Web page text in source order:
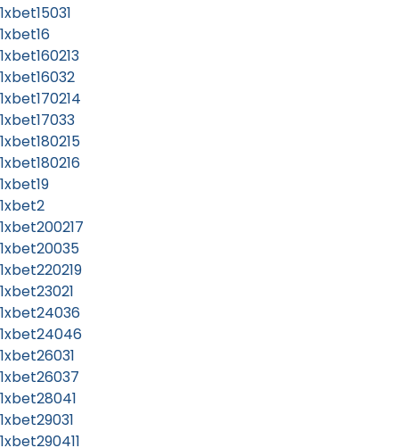
1xbet15031
1xbet16
1xbet160213
1xbet16032
1xbet170214
1xbet17033
1xbet180215
1xbet180216
1xbet19
1xbet2
1xbet200217
1xbet20035
1xbet220219
1xbet23021
1xbet24036
1xbet24046
1xbet26031
1xbet26037
1xbet28041
1xbet29031
1xbet290411